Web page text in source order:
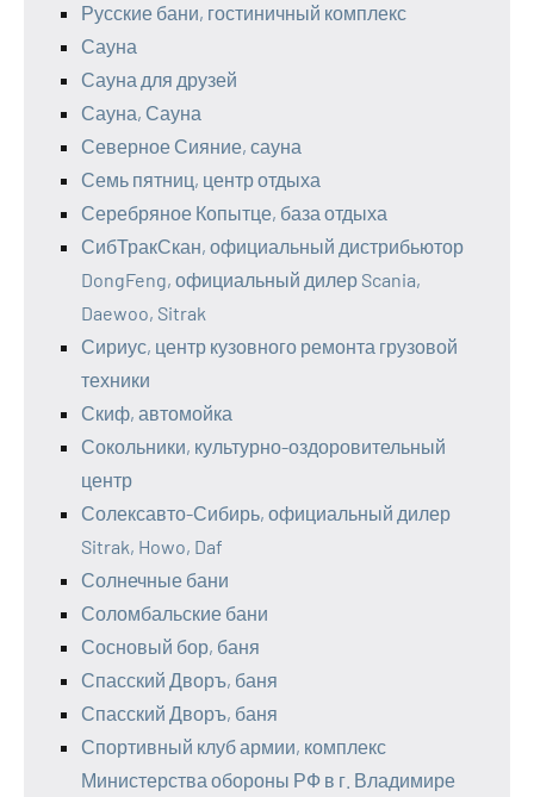
Русские бани, гостиничный комплекс
Сауна
Сауна для друзей
Сауна, Сауна
Северное Сияние, сауна
Семь пятниц, центр отдыха
Серебряное Копытце, база отдыха
СибТракСкан, официальный дистрибьютор
DongFeng, официальный дилер Scania,
Daewoo, Sitrak
Сириус, центр кузовного ремонта грузовой
техники
Скиф, автомойка
Сокольники, культурно-оздоровительный
центр
Солексавто-Сибирь, официальный дилер
Sitrak, Howo, Daf
Солнечные бани
Соломбальские бани
Сосновый бор, баня
Спасский Дворъ, баня
Спасский Дворъ, баня
Спортивный клуб армии, комплекс
Министерства обороны РФ в г. Владимире